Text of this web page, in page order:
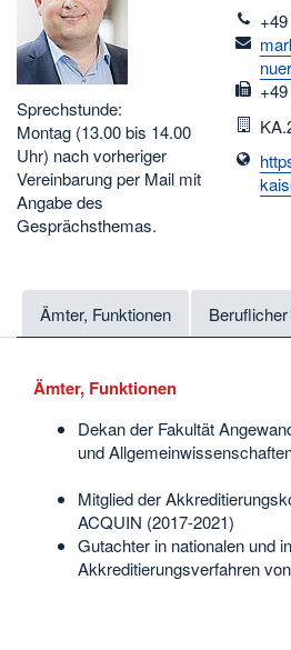
Sprechstunde:
Montag (13.00 bis 14.00
Uhr) nach vorheriger
Vereinbarung per Mail mit
Angabe des
Gesprächsthemas.
fax
Ämter, Funktionen
Ämter, Funktionen
Dekan der Fakultät
und
Mitglied der
ACQUIN (2017-2021)
Gutachter in nationalen und
Akkreditierungsverfahren